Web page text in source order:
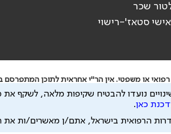
שכר
סטאז'-רישוי
או משפטי. אין הר"י אחראית לתוכן המתפרסם
מועבר לצדדים שלישיים, הכל בכפוף למדיניות
נועדו להבטיח שקיפות מלאה, לשקף
כאן.
הרפואית בישראל, אתם/ן מאשרים/ות